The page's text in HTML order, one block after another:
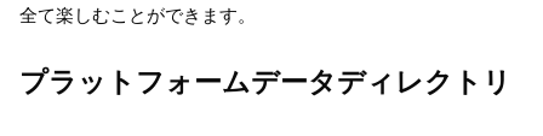
全て楽しむことができます。
プラットフォームデータディレクトリ